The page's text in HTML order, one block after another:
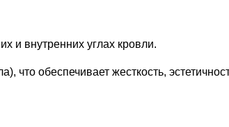
и внутренних углах кровли.
обеспечивает жесткость,